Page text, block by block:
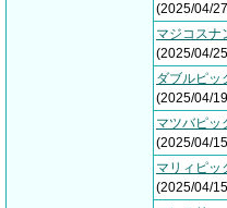
(2025/04/
マジコスナ
(2025/04/
ダブルピッ
(2025/04/
マツバピッ
(2025/04/
マリィピッ
(2025/04/